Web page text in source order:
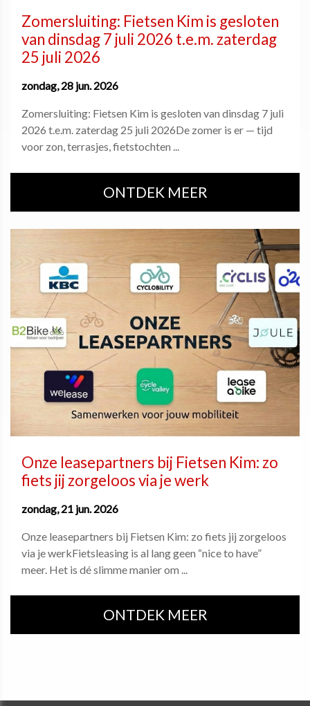
Zomersluiting: Fietsen Kim is gesloten
van dinsdag 7 juli 2026 t.e.m. zaterdag
25 juli 2026
zondag, 28 jun. 2026
Zomersluiting: Fietsen Kim is gesloten van dinsdag 7 juli
2026 t.e.m. zaterdag 25 juli 2026De zomer is er — tijd
voor zon, terrasjes, fietstochten ...
ONTDEK MEER
Onze leasepartners bij Fietsen Kim: zo
fiets jij zorgeloos via je werk
zondag, 21 jun. 2026
Onze leasepartners bij Fietsen Kim: zo fiets jij zorgeloos
via je werkFietsleasing is al lang geen “nice to have”
meer. Het is dé slimme manier om ...
ONTDEK MEER